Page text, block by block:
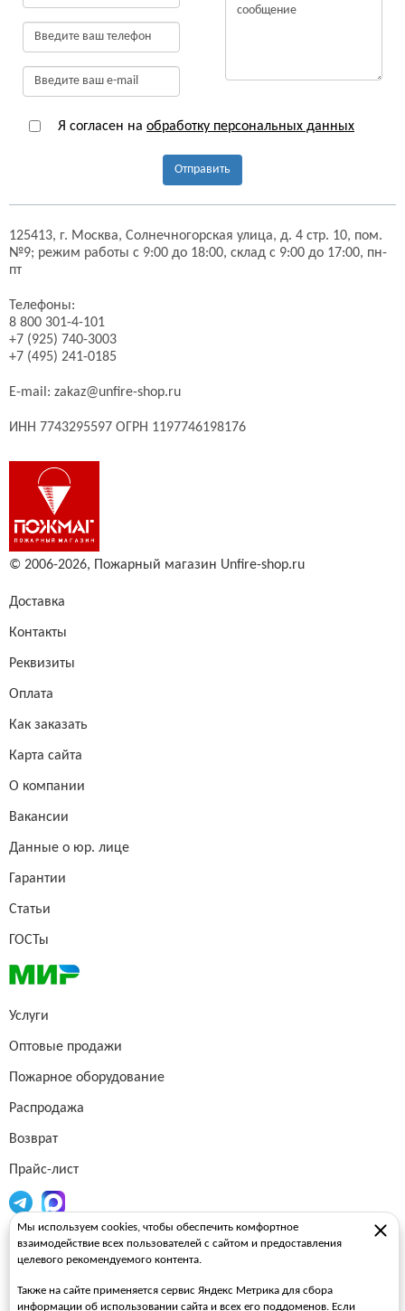
Я согласен на обработку персональных данных
Отправить
125413, г. Москва, Солнечногорская улица, д. 4 стр. 10, пом.
№9; режим работы с 9:00 до 18:00, склад с 9:00 до 17:00, пн-
пт
Телефоны:
8 800 301-4-101
+7 (925) 740-3003
+7 (495) 241-0185
E-mail: zakaz@unfire-shop.ru
ИНН 7743295597 ОГРН 1197746198176
© 2006-2026, Пожарный магазин Unfire-shop.ru
Доставка
Контакты
Реквизиты
Оплата
Как заказать
Карта сайта
О компании
Вакансии
Данные о юр. лице
Гарантии
Статьи
ГОСТы
Услуги
Оптовые продажи
Пожарное оборудование
Распродажа
Возврат
Прайс-лист
Огнетушители
Пожарные стволы
Мы используем cookies, чтобы обеспечить комфортное
взаимодействие всех пользователей с сайтом и предоставления
целевого рекомендуемого контента.
Также на сайте применяется сервис Яндекс Метрика для сбора
информации об использовании сайта и всех его поддоменов. Если